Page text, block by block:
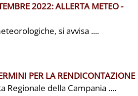
2022: ALLERTA METEO -
si avvisa ....
PER LA RENDICONTAZIONE
Regionale della Campania ....